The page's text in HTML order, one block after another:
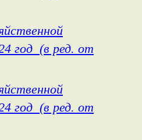
год (в ред. от
год (в ред. от